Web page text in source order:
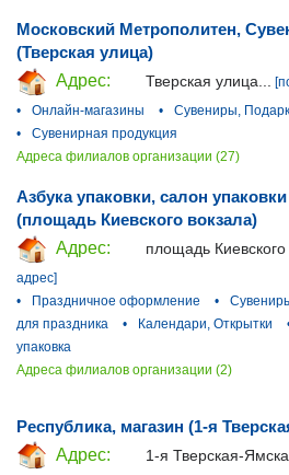
Московский Метрополитен,
(Тверская улица)
Адрес:
Тверская улица...
•
Онлайн-магазины • Сувениры,
•
Сувенирная продукция
Адреса филиалов организации (27)
Азбука упаковки, салон
(площадь Киевского вокзала)
Адрес:
площадь Киевского
адрес]
•
Праздничное оформление •
для праздника
• Календари, Открытки
упаковка
Адреса филиалов организации (2)
Республика, магазин (1-я
Адрес:
1-я Тверская-